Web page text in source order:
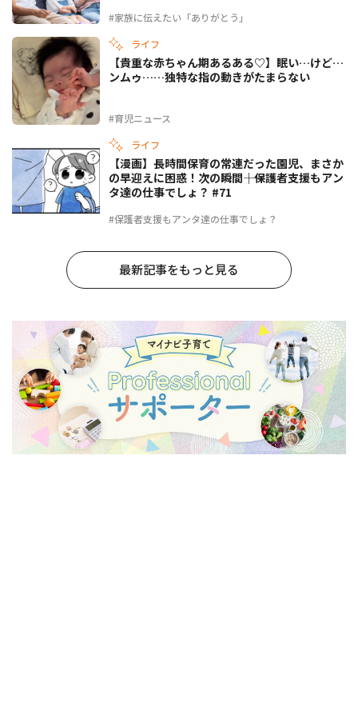
#家族に伝えたい「ありがとう」
ライフ
#育児ニュース
【貴重な赤ちゃん期あるある♡】眠い…けど…
ンムゥ……独特な指の動きがたまらない
ライフ
#保護者支援もアンタ達の仕事でしょ？
【漫画】長時間保育の常連だった園児、まさか
の早迎えに困惑！次の瞬間――｜保護者支援もアン
タ達の仕事でしょ？ #71
最新記事をもっと見る